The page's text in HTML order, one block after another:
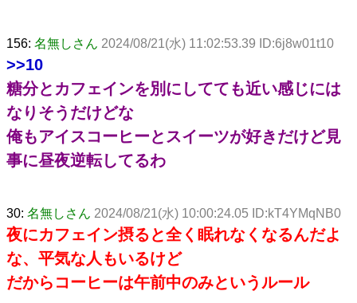
156: 名無しさん 2024/08/21(水) 11:02:53.39 ID:6j8w01t10
>>10
糖分とカフェインを別にしてても近い感じには
なりそうだけどな
俺もアイスコーヒーとスイーツが好きだけど見
事に昼夜逆転してるわ
30: 名無しさん 2024/08/21(水) 10:00:24.05 ID:kT4YMqNB0
夜にカフェイン摂ると全く眠れなくなるんだよ
な、平気な人もいるけど
だからコーヒーは午前中のみというルール